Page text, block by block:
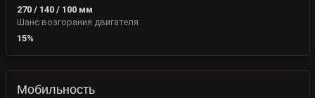
270 / 140 / 100 мм
Шанс возгорания двигателя
15%
Мобильность